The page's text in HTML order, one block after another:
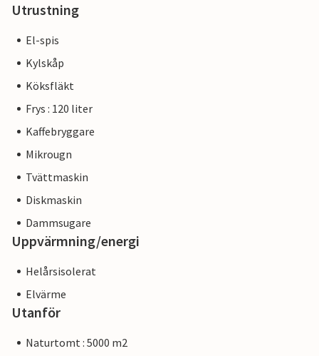
Utrustning
El-spis
Kylskåp
Köksfläkt
Frys : 120 liter
Kaffebryggare
Mikrougn
Tvättmaskin
Diskmaskin
Dammsugare
Uppvärmning/energi
Helårsisolerat
Elvärme
Utanför
Naturtomt : 5000 m2